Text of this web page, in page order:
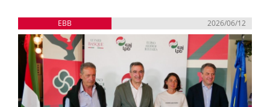
EBB 2026/06/12